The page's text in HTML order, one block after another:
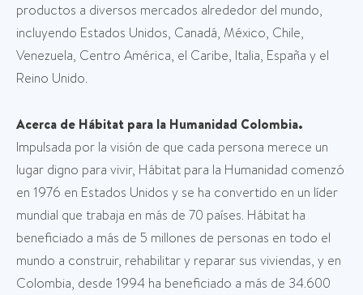
productos a diversos mercados alrededor del mundo,
incluyendo Estados Unidos, Canadá, México, Chile,
Venezuela, Centro América, el Caribe, Italia, España y el
Reino Unido.
Acerca de Hábitat para la Humanidad Colombia.
Impulsada por la visión de que cada persona merece un
lugar digno para vivir, Hábitat para la Humanidad comenzó
en 1976 en Estados Unidos y se ha convertido en un líder
mundial que trabaja en más de 70 países. Hábitat ha
beneficiado a más de 5 millones de personas en todo el
mundo a construir, rehabilitar y reparar sus viviendas, y en
Colombia, desde 1994 ha beneficiado a más de 34.600